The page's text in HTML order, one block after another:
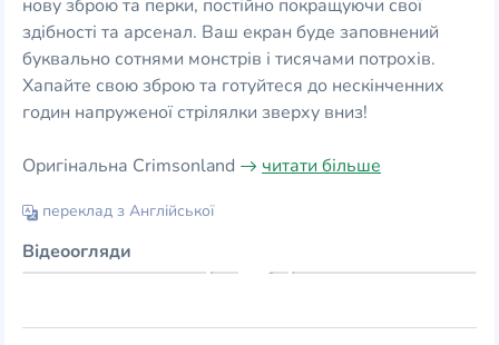
нову зброю та перки, постійно покращуючи свої
здібності та арсенал. Ваш екран буде заповнений
буквально сотнями монстрів і тисячами потрохів.
Хапайте свою зброю та готуйтеся до нескінченних
годин напруженої стрілялки зверху вниз!
Оригінальна Crimsonland читати більше
переклад з Англійської
Відеоогляди